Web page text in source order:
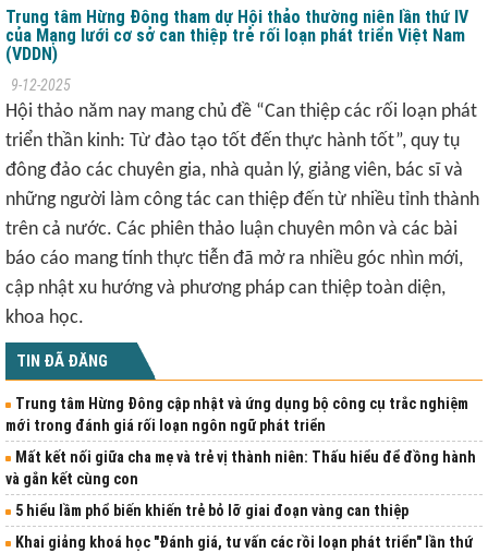
Trung tâm Hừng Đông tham dự Hội thảo thường niên lần thứ IV
của Mạng lưới cơ sở can thiệp trẻ rối loạn phát triển Việt Nam
(VDDN)
9-12-2025
Hội thảo năm nay mang chủ đề “Can thiệp các rối loạn phát
triển thần kinh: Từ đào tạo tốt đến thực hành tốt”, quy tụ
đông đảo các chuyên gia, nhà quản lý, giảng viên, bác sĩ và
những người làm công tác can thiệp đến từ nhiều tỉnh thành
trên cả nước. Các phiên thảo luận chuyên môn và các bài
báo cáo mang tính thực tiễn đã mở ra nhiều góc nhìn mới,
cập nhật xu hướng và phương pháp can thiệp toàn diện,
khoa học.
TIN ĐÃ ĐĂNG
Trung tâm Hừng Đông cập nhật và ứng dụng bộ công cụ trắc nghiệm
mới trong đánh giá rối loạn ngôn ngữ phát triển
Mất kết nối giữa cha mẹ và trẻ vị thành niên: Thấu hiểu để đồng hành
và gắn kết cùng con
5 hiểu lầm phổ biến khiến trẻ bỏ lỡ giai đoạn vàng can thiệp
Khai giảng khoá học "Đánh giá, tư vấn các rồi loạn phát triển" lần thứ